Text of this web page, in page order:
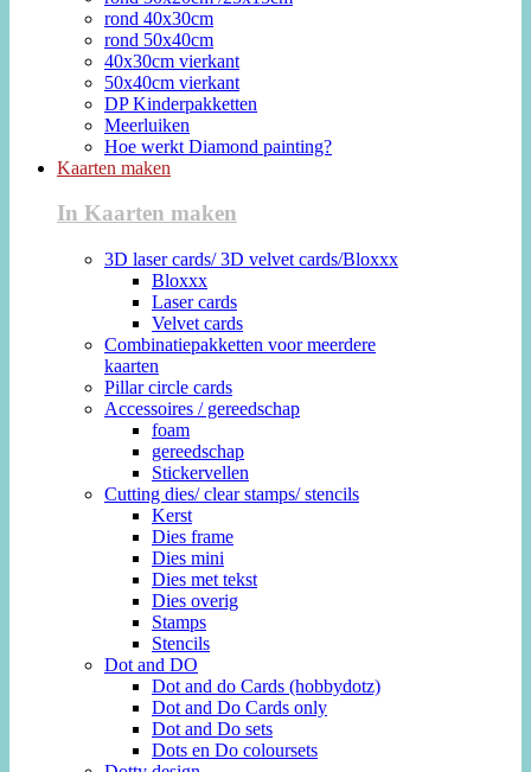
rond 40x30cm
rond 50x40cm
40x30cm vierkant
50x40cm vierkant
DP Kinderpakketten
Meerluiken
Hoe werkt Diamond painting?
Kaarten maken
In Kaarten maken
3D laser cards/ 3D velvet cards/Bloxxx
Bloxxx
Laser cards
Velvet cards
Combinatiepakketten voor meerdere
kaarten
Pillar circle cards
Accessoires / gereedschap
foam
gereedschap
Stickervellen
Cutting dies/ clear stamps/ stencils
Kerst
Dies frame
Dies mini
Dies met tekst
Dies overig
Stamps
Stencils
Dot and DO
Dot and do Cards (hobbydotz)
Dot and Do Cards only
Dot and Do sets
Dots en Do coloursets